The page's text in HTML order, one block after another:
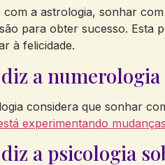
com a astrologia, sonhar
para obter sucesso. Esta
à felicidade.
a
considera que sonhar
experimentando
a psicologia